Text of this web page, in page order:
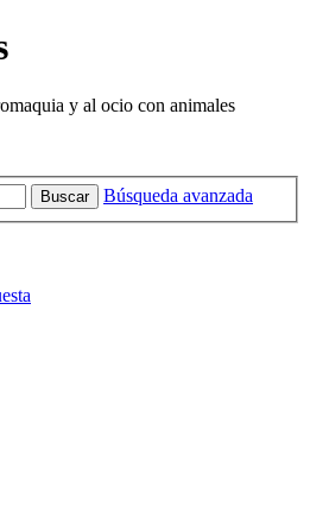
y al ocio con animales
Buscar Búsqueda avanzada